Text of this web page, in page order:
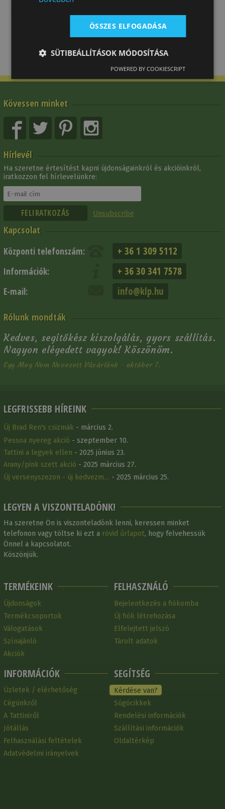
Kövessen minket
Hírlevél
Ha szeretne értesítést kapni újdonságainkról és akcióinkról,
iratkozzon fel hírlevelünkre:
Unsubscribe
Kapcsolat
Központi telefonszám: + 36 1 309 5112
Információk: + 36 30 341 7578
E-mail: info@klp.hu
Rólunk mondták
Kedves, segítőkész kiszolgálás, gyors szállítás.
Nagyon elégedett vagyok! Köszönöm.
Egy Meg Nem Nevezett Vásárlónk - október 7.
LEGFRISSEBB HÍREINK
Új Brad Ren's csizmák - március 2.
Pessoa nyereg akció - szeptember 10.
Tattini a legyek ellen - 2025 június 23.
Arany/pink szett akció - 2025 március 27.
Új versenyszezon - új kedvezm… - 2025 március 25.
LEGYEN A VISZONTELADÓNK!
Ha szeretne Ön is viszonteladónk lenni, keressen minket
telefonon vagy töltse ki ezt a rövid űrlapot, hogy felvehessük
Önnel a kapcsolatot.
Köszönjük.
TERMÉKEINK
Újdonságok
Termékcsoportok
Válogatások
Színajánló
Akciók
INFORMÁCIÓK
Üzletek / elérhetőség
Cégünkről
A Tattiniről
Jótállás
Felhasználási feltételek
Adatvédelmi irányelvek
FELHASZNÁLÓ
Bejelentkezés a fiókomba
Új fiók létrehozása
Elfelejtett jelszó
Tárolt adatok
SEGÍTSÉG
Kérdése van?
Súgócikkek
Rendelési információk
Szállítási információk
Oldaltérkép
ÖSSZES ELFOGADÁSA
SÜTIBEÁLLÍTÁSOK MÓDOSÍTÁSA
POWERED BY COOKIESCRIPT